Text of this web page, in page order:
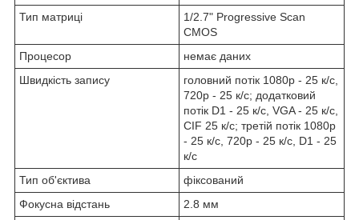
Тип матриці
1/2.7" Progressive Scan
CMOS
Процесор
немає даних
Швидкість запису
головний потік 1080р - 25 к/с,
720р - 25 к/с; додатковий
потік D1 - 25 к/с, VGA - 25 к/с,
CIF 25 к/с; третій потік 1080р
- 25 к/с, 720р - 25 к/с, D1 - 25
к/с
Тип об'єктива
фіксований
Фокусна відстань
2.8 мм